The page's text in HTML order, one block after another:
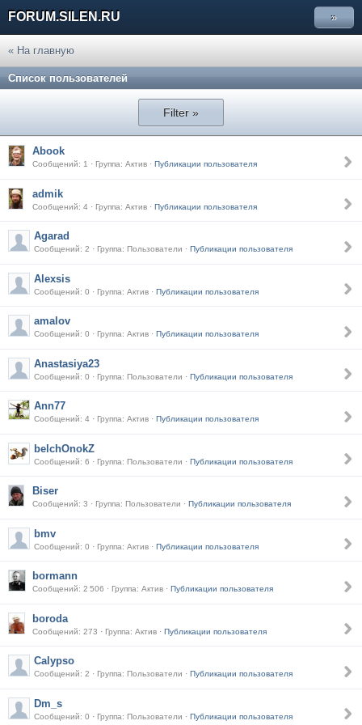
FORUM.SILEN.RU »
« На главную
Список пользователей
Filter »
Abook
Сообщений: 1 · Группа: Актив · Публикации пользователя
admik
Сообщений: 4 · Группа: Актив · Публикации пользователя
Agarad
Сообщений: 2 · Группа: Пользователи · Публикации пользователя
Alexsis
Сообщений: 0 · Группа: Актив · Публикации пользователя
amalov
Сообщений: 0 · Группа: Актив · Публикации пользователя
Anastasiya23
Сообщений: 0 · Группа: Пользователи · Публикации пользователя
Ann77
Сообщений: 4 · Группа: Актив · Публикации пользователя
belchOnokZ
Сообщений: 6 · Группа: Пользователи · Публикации пользователя
Biser
Сообщений: 3 · Группа: Пользователи · Публикации пользователя
bmv
Сообщений: 0 · Группа: Актив · Публикации пользователя
bormann
Сообщений: 2 506 · Группа: Актив · Публикации пользователя
boroda
Сообщений: 273 · Группа: Актив · Публикации пользователя
Calypso
Сообщений: 2 · Группа: Пользователи · Публикации пользователя
Dm_s
Сообщений: 0 · Группа: Пользователи · Публикации пользователя